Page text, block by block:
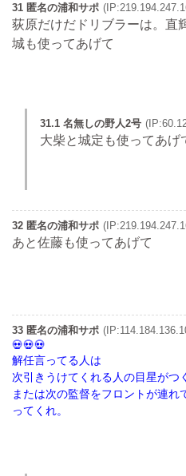
31 匿名の浦和サポ
荻原だけだドリブラーは。直
城も使ってあげて
31.1 名無しの野人2号
大柴と城定も使ってあげ
32 匿名の浦和サポ
あと佐藤も使ってあげて
33 匿名の浦和サポ
解任言ってる人は
次引きうけてくれる人の目星がつ
または次の監督をフロントが連
ってくれ。